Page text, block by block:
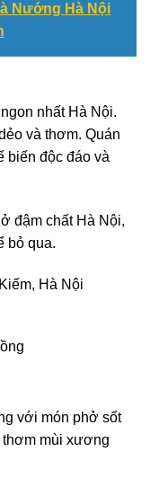
Nướng Hà Nội
nhất Hà Nội.
và thơm. Quán
biến độc đáo và
đậm chất Hà Nội,
bỏ qua.
Hà Nội
với món phở sốt
thơm mùi xương